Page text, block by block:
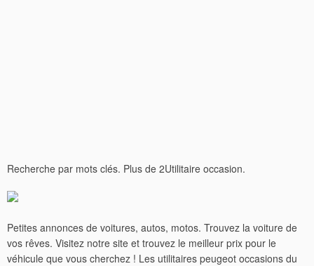
Recherche par mots clés. Plus de 2Utilitaire occasion.
Petites annonces de voitures, autos, motos. Trouvez la voiture de
vos rêves. Visitez notre site et trouvez le meilleur prix pour le
véhicule que vous cherchez ! Les utilitaires peugeot occasions du